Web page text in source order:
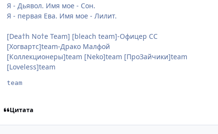
Я - Дьявол. Имя мое - Сон.
Я - первая Ева. Имя мое - Лилит.
[Dea†h No†e Team] [bleach team]-Офицер СС
[Хогвартс]team-Драко Малфой
[Коллекционеры]team [Neko]team [ПроЗайчики]team
[Loveless]team
team
Цитата